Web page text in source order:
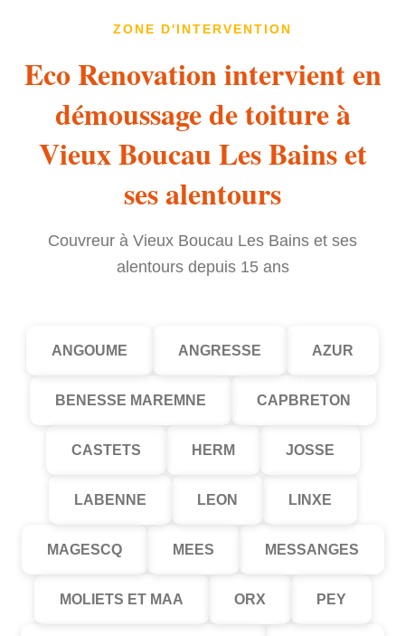
ZONE D'INTERVENTION
Eco Renovation intervient en
démoussage de toiture à
Vieux Boucau Les Bains et
ses alentours
Couvreur à Vieux Boucau Les Bains et ses
alentours depuis 15 ans
ANGOUME ANGRESSE AZUR
BENESSE MAREMNE CAPBRETON
CASTETS HERM JOSSE
LABENNE LEON LINXE
MAGESCQ MEES MESSANGES
MOLIETS ET MAA ORX PEY